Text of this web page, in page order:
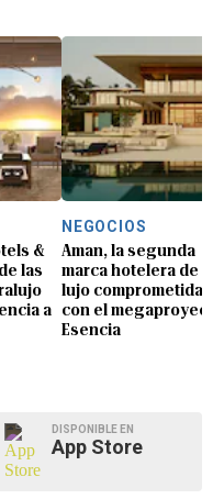
&
las
a
NEGOCIOS
Aman, la segunda
marca hotelera de
lujo comprometida
con el
Esencia
DISPONIBLE EN
App Store